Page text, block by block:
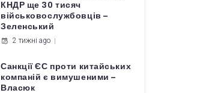
КНДР ще 30 тисяч
військовослужбовців –
Зеленський
2 тижні ago
Санкції ЄС проти китайських
компаній є вимушеними –
Власюк